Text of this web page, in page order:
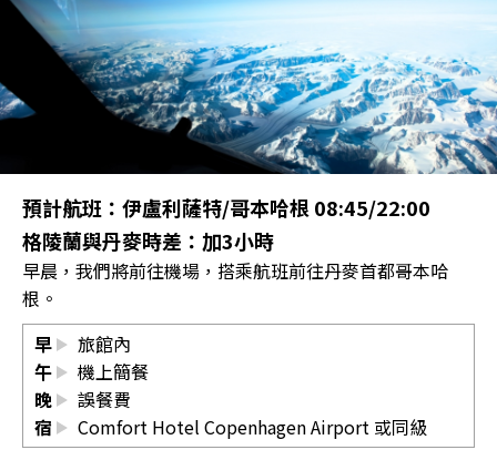
預計航班：伊盧利薩特/哥本哈根 08:45/22:00
格陵蘭與丹麥時差：加3小時
早晨，我們將前往機場，搭乘航班前往丹麥首都哥本哈
根。
早
旅館內
午
機上簡餐
晚
誤餐費
宿
Comfort Hotel Copenhagen Airport 或同級